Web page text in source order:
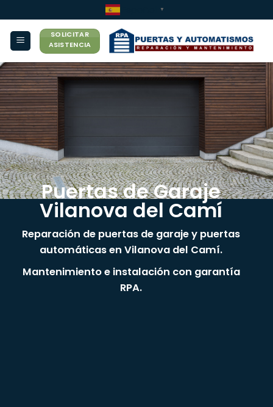
al
contenido
▼
SOLICITAR
ASISTENCIA
Puertas de Garaje
Vilanova del Camí
Reparación de puertas de garaje y puertas
automáticas en Vilanova del Camí.
Mantenimiento e instalación con garantía
RPA.